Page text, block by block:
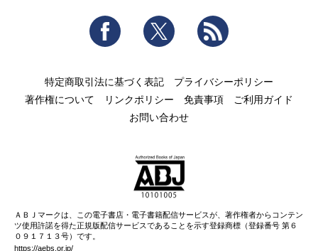
Facebook Twitter
特定商取引法に基づく表記
プライバシーポリシー
著作権について
リンクポリシー 免責事項
ご利用ガイド
お問い合わせ
ＡＢＪマークは、この電子書店・電子書籍配信サービスが、著作権者からコンテン
ツ使用許諾を得た正規版配信サービスであることを示す登録商標（登録番号 第６
０９１７１３号）です。
https://aebs.or.jp/